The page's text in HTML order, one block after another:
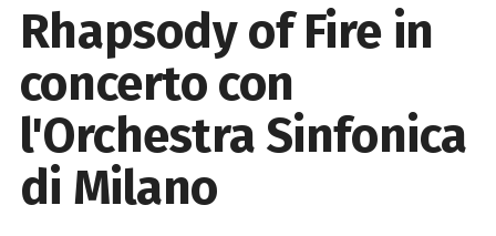
Rhapsody of Fire in
concerto con
l'Orchestra Sinfonica
di Milano